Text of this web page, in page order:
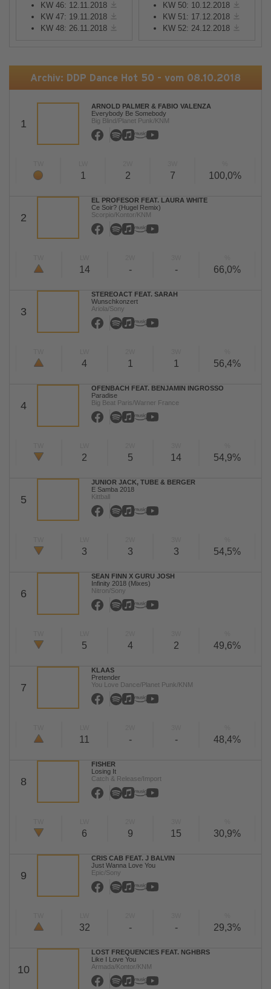
KW 46: 12.11.2018
KW 47: 19.11.2018
KW 48: 26.11.2018
KW 50: 10.12.2018
KW 51: 17.12.2018
KW 52: 24.12.2018
Archiv: DDP Dance Hot 50 - vom 08.10.2018
1
ARNOLD PALMER & FABIO VALENZA
Everybody Be Somebody
Big Blind/Planet Punk/KNM
1 2 7 100,0%
2
EL PROFESOR FEAT. LAURA WHITE
Ce Soir? (Hugel Remix)
Scorpio/Kontor/KNM
14 - - 66,0%
3
STEREOACT FEAT. SARAH
Wunschkonzert
Ariola/Sony
4 1 1 56,4%
4
OFENBACH FEAT. BENJAMIN INGROSSO
Paradise
Big Beat Paris/Warner France
2 5 14 54,9%
5
JUNIOR JACK, TUBE & BERGER
E Samba 2018
Kittball
3 3 3 54,5%
6
SEAN FINN X GURU JOSH
Infinity 2018 (Mixes)
Nitron/Sony
5 4 2 49,6%
7
KLAAS
Pretender
You Love Dance/Planet Punk/KNM
11 - - 48,4%
8
FISHER
Losing It
Catch & Release/Import
6 9 15 30,9%
9
CRIS CAB FEAT. J BALVIN
Just Wanna Love You
Epic/Sony
32 - - 29,3%
10
LOST FREQUENCIES FEAT. NGHBRS
Like I Love You
Armada/Kontor/KNM